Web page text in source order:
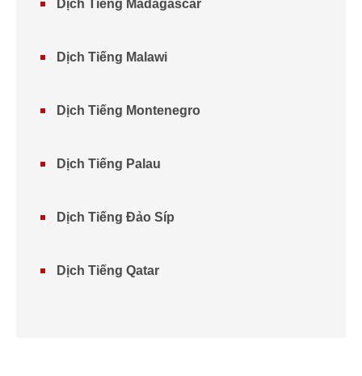
Dịch Tiếng Madagascar
Dịch Tiếng Malawi
Dịch Tiếng Montenegro
Dịch Tiếng Palau
Dịch Tiếng Đảo Síp
Dịch Tiếng Qatar